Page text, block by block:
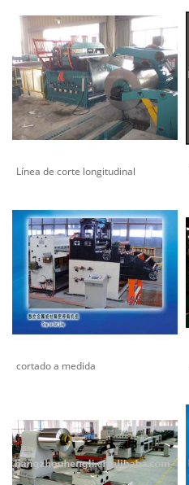
Línea de corte longitudinal
cortado a medida